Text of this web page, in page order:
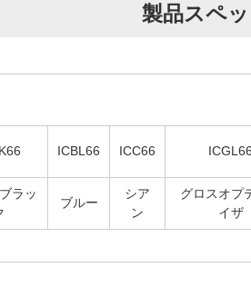
製品スペッ
ICBL66 ICC66 ICGL66
ラッ
ブルー
シア
ン
グロスオプ
イザ